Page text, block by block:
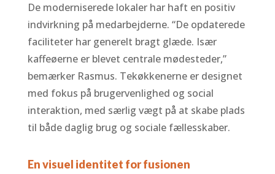
De moderniserede lokaler har haft en positiv
indvirkning på medarbejderne. “De opdaterede
faciliteter har generelt bragt glæde. Især
kaffeøerne er blevet centrale mødesteder,”
bemærker Rasmus. Tekøkkenerne er designet
med fokus på brugervenlighed og social
interaktion, med særlig vægt på at skabe plads
til både daglig brug og sociale fællesskaber.
En visuel identitet for fusionen